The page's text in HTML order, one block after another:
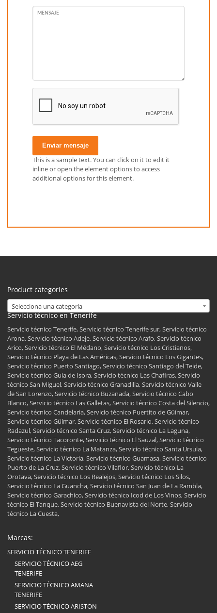
MENSAJE
Enviar mensaje
This is a sample text. You can click on it to edit it
inline or open the element options to access
additional options for this element.
Product categories
Selecciona una categoría
Servicio técnico en Tenerife
Servicio técnico Tenerife, Servicio técnico Tenerife sur, Servicio técnico
Arona, Servicio técnico Adeje, Servicio técnico Arafo, Servicio técnico
Arico, Servicio técnico El Médano, Servicio técnico Los Cristianos,
Servicio técnico Playa de Las Américas, Servicio técnico Los Gigantes,
Servicio técnico Puerto Santiago, Servicio técnico Santiago del Teide,
Servicio técnico Guía de Isora, Servicio técnico Las Chafiras, Servicio
técnico San Miguel, Servicio técnico Granadilla, Servicio técnico Valle
de San Lorenzo, Servicio técnico Buzanada, Servicio técnico Cabo
Blanco, Servicio técnico Las Galletas, Servicio técnico Costa del Silencio,
Servicio técnico Candelaria, Servicio técnico Puertito de Güímar,
Servicio técnico Güímar, Servicio técnico El Rosario, Servicio técnico
Radazul, Servicio técnico Santa Cruz, Servicio técnico La Laguna,
Servicio técnico Tacoronte, Servicio técnico El Sauzal, Servicio técnico
Tegueste, Servicio técnico La Matanza, Servicio técnico Santa Ursula,
Servicio técnico La Victoria, Servicio técnico Guamasa, Servicio técnico
Puerto de La Cruz, Servicio técnico Vilaflor, Servicio técnico La
Orotava, Servicio técnico Los Realejos, Servicio técnico Los Silos,
Servicio técnico La Guancha, Servicio técnico San Juan de La Rambla,
Servicio técnico Garachico, Servicio técnico Icod de Los Vinos, Servicio
técnico El Tanque, Servicio técnico Buenavista del Norte, Servicio
técnico La Cuesta,
Marcas:
SERVICIO TÉCNICO TENERIFE
SERVICIO TÉCNICO AEG
TENERIFE
SERVICIO TÉCNICO AMANA
TENERIFE
SERVICIO TÉCNICO ARISTON